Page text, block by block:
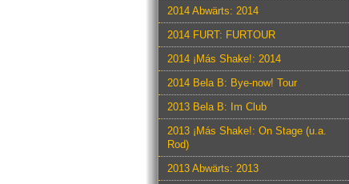
2014 Abwärts: 2014
2014 FURT: FURTOUR
2014 ¡Más Shake!: 2014
2014 Bela B: Bye-now! Tour
2013 Bela B: Im Club
2013 ¡Más Shake!: On Stage (u.a.
Rod)
2013 Abwärts: 2013